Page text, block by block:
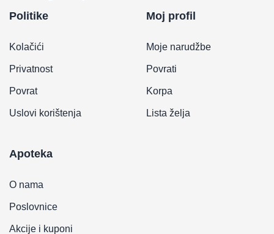
Politike
Kolačići
Privatnost
Povrat
Uslovi korištenja
Moj profil
Moje narudžbe
Povrati
Korpa
Lista želja
Apoteka
O nama
Poslovnice
Akcije i kuponi